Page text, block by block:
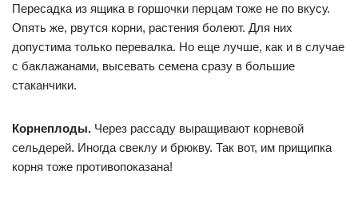
Пересадка из ящика в горшочки перцам тоже не по вкусу.
Опять же, рвутся корни, растения болеют. Для них
допустима только перевалка. Но еще лучше, как и в случае
с баклажанами, высевать семена сразу в большие
стаканчики.
Корнеплоды. Через рассаду выращивают корневой
сельдерей. Иногда свеклу и брюкву. Так вот, им прищипка
корня тоже противопоказана!